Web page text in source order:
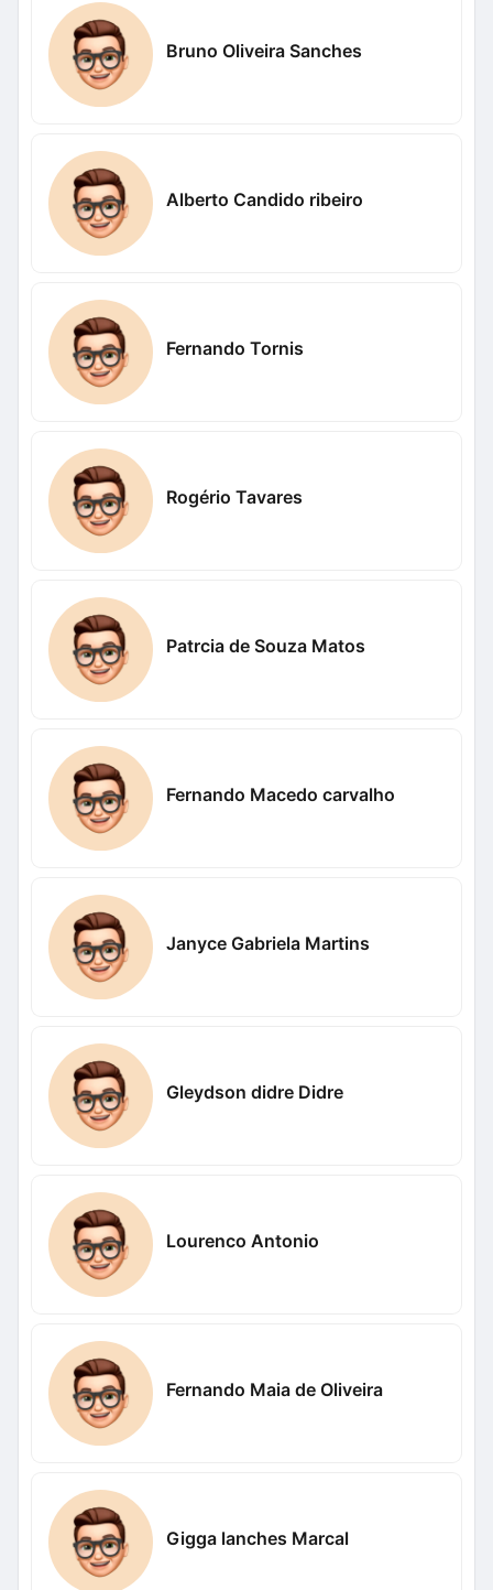
Bruno Oliveira Sanches
Alberto Candido ribeiro
Fernando Tornis
Rogério Tavares
Patrcia de Souza Matos
Fernando Macedo carvalho
Janyce Gabriela Martins
Gleydson didre Didre
Lourenco Antonio
Fernando Maia de Oliveira
Gigga lanches Marcal